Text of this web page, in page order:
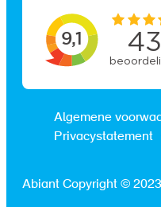
Algemene
Privacystatement
Abiant Copyright © 2023